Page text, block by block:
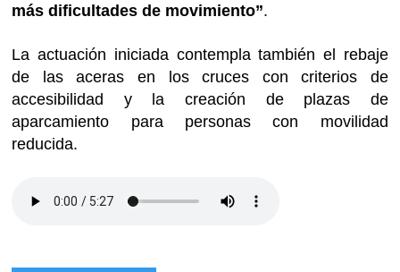
más dificultades de movimiento”.
La actuación iniciada contempla también el rebaje
de las aceras en los cruces con criterios de
accesibilidad y la creación de plazas de
aparcamiento para personas con movilidad
reducida.